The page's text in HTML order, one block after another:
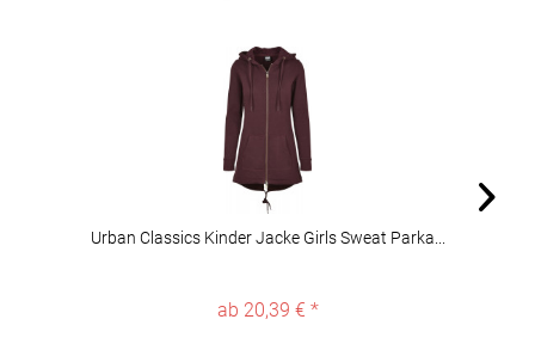
Urban Classics Kinder Jacke Girls Sweat Parka...
ab 20,39 € *